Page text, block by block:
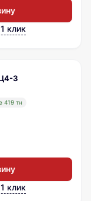
клик
3
419 тн
клик